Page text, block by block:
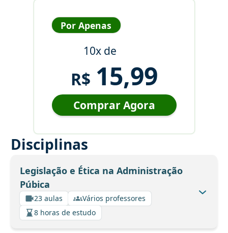
Por Apenas
10x de
R$ 15,99
Comprar Agora
Disciplinas
Legislação e Ética na Administração
Púbica
23 aulas
Vários professores
8 horas de estudo